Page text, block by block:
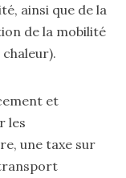
ainsi que de la
de la mobilité
et
les
une taxe sur